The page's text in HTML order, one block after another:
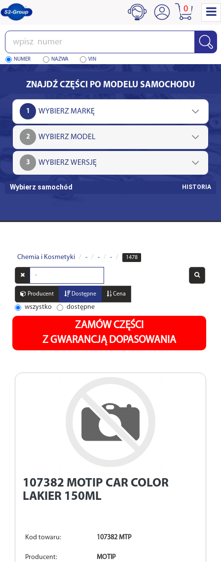
Wpisz
numer
NUMER NAZWA VIN
0
ZNAJDŹ CZĘŚCI PO MODELU SAMOCHODU
1
2
3
Wybierz samochód HISTORIA
Chemia i Kosmetyki - - - 1478
Wyszukaj
w
opisachProducent Dostępne Cena
wszystko dostępne
ZAMÓW CZĘŚCI
Z GWARANCJĄ DOPASOWANIA
107382 MOTIP CAR COLOR
LAKIER 150ML
Kod towaru: 107382 MTP
Producent: MOTIP